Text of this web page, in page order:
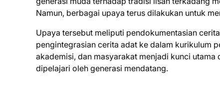
Namun, berbagai upaya terus dilakukan untuk
Upaya tersebut meliputi pendokumentasian
pengintegrasian cerita adat ke dalam kurikulum
akademisi, dan masyarakat menjadi kunci
dipelajari oleh generasi mendatang.